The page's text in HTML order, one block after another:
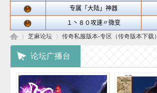
芝麻论坛 传奇私服版本-专区（传奇版本下载）
论坛广播台